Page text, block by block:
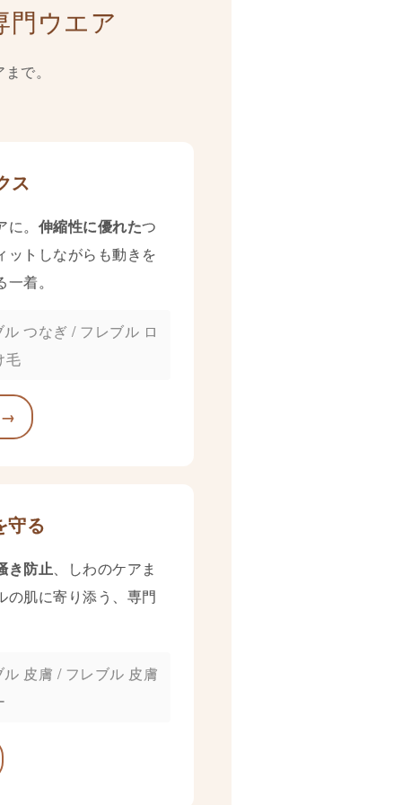
門ウエア
で。
ス
に。伸縮性に優れたつ
ットしながらも動きを
着。
つなぎ / フレブル ロ
毛
→
守る
き防止、しわのケアま
の肌に寄り添う、専門
ル 皮膚 / フレブル 皮膚